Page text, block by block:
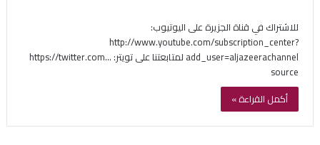
للاشتراك في قناة الجزيرة على اليوتيوب:
http://www.youtube.com/subscription_center?
add_user=aljazeerachannel لمتابعتنا على تويتر: https://twitter.com…
source
أكمل القراءة »